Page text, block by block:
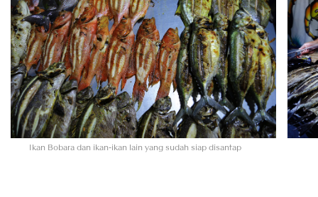
Ikan Bobara dan ikan-ikan lain yang sudah siap disantap